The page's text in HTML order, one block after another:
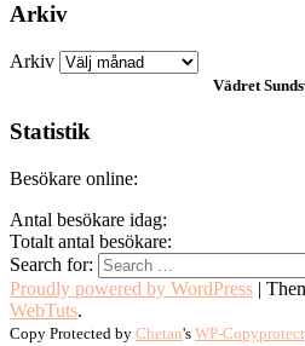
Arkiv
Arkiv
Vädret
Statistik
Besökare online:
Antal besökare idag:
Totalt antal besökare:
Search for:
Proudly powered by WordPress |
WebTuts.
Copy Protected by Chetan's WP-Copyprotect